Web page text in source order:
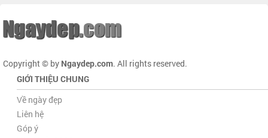
Copyright © by Ngaydep.com. All rights reserved.
GIỚI THIỆU CHUNG
Về ngày đẹp
Liên hệ
Góp ý